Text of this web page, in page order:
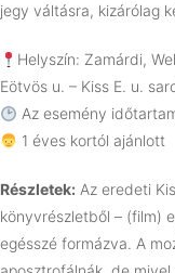
jegy váltásra, kizárólag
Helyszín: Zamárdi,
Eötvös u. – Kiss E. u.
Az esemény
1 éves kortól ajánlott
Részletek: Az eredeti
könyvrészletből – (film)
egésszé formázva. A